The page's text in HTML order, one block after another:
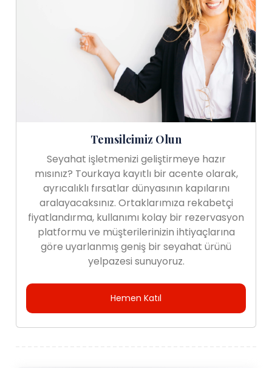
Temsilcimiz Olun
Seyahat işletmenizi geliştirmeye hazır
mısınız? Tourkaya kayıtlı bir acente olarak,
ayrıcalıklı fırsatlar dünyasının kapılarını
aralayacaksınız. Ortaklarımıza rekabetçi
fiyatlandırma, kullanımı kolay bir rezervasyon
platformu ve müşterilerinizin ihtiyaçlarına
göre uyarlanmış geniş bir seyahat ürünü
yelpazesi sunuyoruz.
Hemen Katıl